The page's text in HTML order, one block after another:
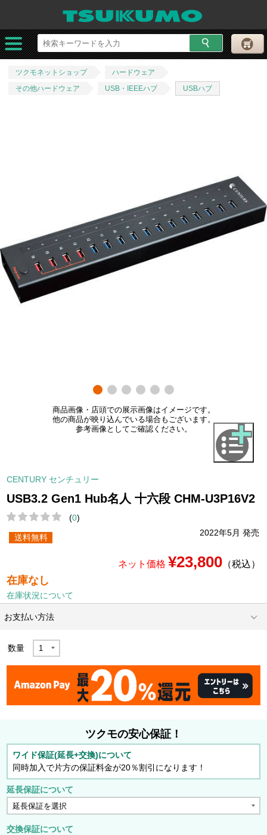
ツクモネットショップ
ハードウェア
その他ハードウェア
USB・IEEEハブ USBハブ
商品画像・店頭での展示画像はイメージです。
他の商品が映り込んでいる場合もございます。
参考画像としてご確認ください。
CENTURY センチュリー
USB3.2 Gen1 Hub名人 十六段 CHM-U3P16V2
(0)
2022年5月 発売
送料無料
ネット価格 ¥23,800（税込）
在庫なし
在庫状況について
お支払い方法
数量
ツクモの安心保証！
ワイド保証(延長+交換)について
同時加入で片方の保証料金が20％割引になります！
延長保証について
交換保証について